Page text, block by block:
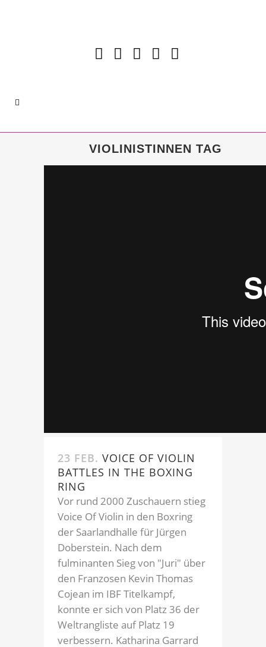
VIOLINISTINNEN TAG
23 FEB. VOICE OF VIOLIN
BATTLES IN THE BOXING
RING
Vor rund 2000 Zuschauern stieg
Voice Of Violin in den Boxring
der Saarlandhalle für Jürgen
Doberstein. Nach dem
fulminanten Sieg von "Juri" über
den Franzosen Kevin Thomas
Cojean im IBF Titelkampf,
konnte er sich von Platz 36 der
Weltrangliste auf Platz 19
verbessern. Katharina Garrard